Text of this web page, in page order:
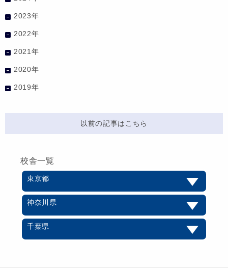
2023年
2022年
2021年
2020年
2019年
以前の記事はこちら
校舎一覧
東京都
神奈川県
千葉県